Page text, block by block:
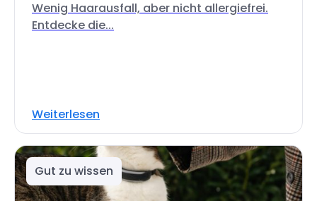
Wenig Haarausfall, aber nicht allergiefrei.
Entdecke die...
Weiterlesen
Gut zu wissen